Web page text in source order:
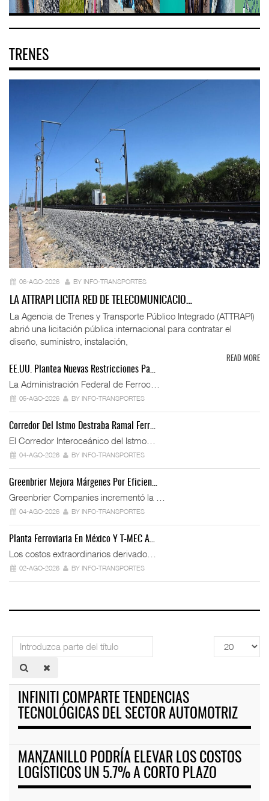
TRENES
06-AGO-2026 BY INFO-TRANSPORTES
LA ATTRAPI LICITA RED DE TELECOMUNICACIO…
La Agencia de Trenes y Transporte Público Integrado (ATTRAPI)
abrió una licitación pública internacional para contratar el
diseño, suministro, instalación,
READ MORE
EE.UU. Plantea Nuevas Restricciones Pa…
La Administración Federal de Ferroc…
05-AGO-2026 BY INFO-TRANSPORTES
Corredor Del Istmo Destraba Ramal Ferr…
El Corredor Interoceánico del Istmo…
04-AGO-2026 BY INFO-TRANSPORTES
Greenbrier Mejora Márgenes Por Eficien…
Greenbrier Companies incrementó la …
04-AGO-2026 BY INFO-TRANSPORTES
Planta Ferroviaria En México Y T-MEC A…
Los costos extraordinarios derivado…
02-AGO-2026 BY INFO-TRANSPORTES
Introduzca
parte
del
Cantidad
a
INFINITI COMPARTE TENDENCIAS
TECNOLÓGICAS DEL SECTOR AUTOMOTRIZ
MANZANILLO PODRÍA ELEVAR LOS COSTOS
LOGÍSTICOS UN 5.7% A CORTO PLAZO